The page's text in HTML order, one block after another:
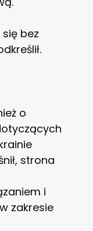
bez
o
strona
i
zakresie